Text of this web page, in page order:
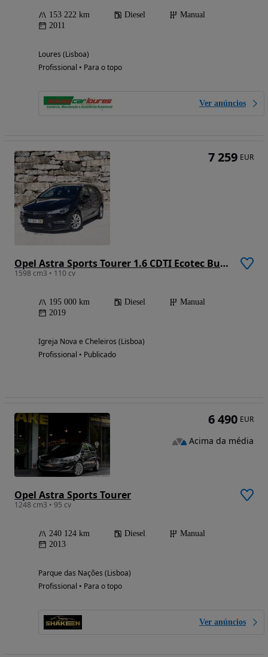
153 222 km Diesel
Manual
2011
Loures (Lisboa)
Profissional • Para o topo
Ver anúncios
Opel Astra Sports Tourer 1.6 CDTI Ecotec Business Edition S/S
1598 cm3 • 110 cv
195 000 km Diesel
Manual
2019
Igreja Nova e Cheleiros (Lisboa)
Profissional • Publicado
7 259 EUR
Opel Astra Sports Tourer
1248 cm3 • 95 cv
240 124 km Diesel
Manual
2013
Parque das Nações (Lisboa)
Profissional • Para o topo
Ver anúncios
6 490 EUR
Acima da média